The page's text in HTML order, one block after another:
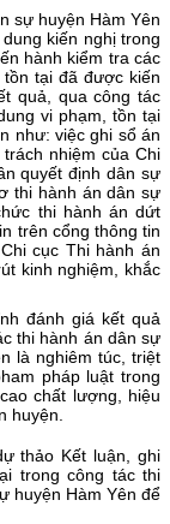
sự huyện Hàm Yên
kiến nghị trong
hành kiểm tra các
tại đã được kiến
quả, qua công tác
vi phạm, tồn tại
như: việc ghi sổ án
nhiệm của Chi
quyết định dân sự
thi hành án dân sự
thi hành án dứt
trên cổng thông tin
cục Thi hành án
kinh nghiệm, khắc
đánh giá kết quả
thi hành án dân sự
là nghiêm túc, triệt
pháp luật trong
chất lượng, hiệu
huyện.
thảo Kết luận, ghi
trong công tác thi
huyện Hàm Yên để